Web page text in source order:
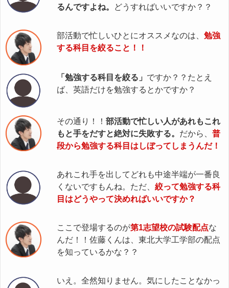
るんですよね。
どうすればいいですか？？
部活動で忙しいひとにオススメなのは、 勉強
する科目を絞ること！！
「勉強する科目を絞る」 ですか？？たとえ
ば、英語だけを勉強するとかですか？
その通り！！ 部活動で忙しい人があれもこれ
もと手をだすと絶対に失敗する。 だから、 普
段から勉強する科目はしぼってしまうんだ！
あれこれ手を出してどれも中途半端が一番良
くないですもんね。ただ、 絞って勉強する科
目はどうやって決めればいいですか？
ここで登場するのが第1志望校の試験配点な
んだ！！佐藤くんは、東北大学工学部の配点
を知っているかな？？
いえ。全然知りません。気にしたことなかっ